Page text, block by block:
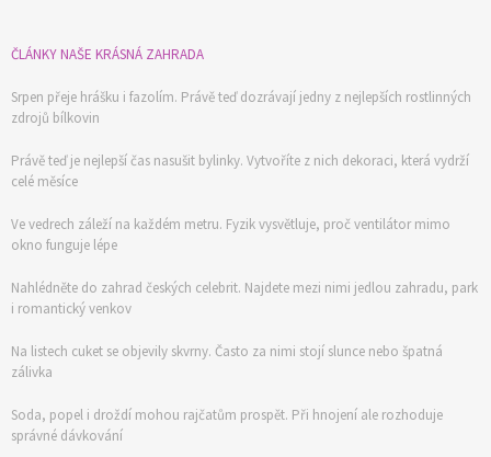
ČLÁNKY NAŠE KRÁSNÁ ZAHRADA
Srpen přeje hrášku i fazolím. Právě teď dozrávají jedny z nejlepších rostlinných
zdrojů bílkovin
Právě teď je nejlepší čas nasušit bylinky. Vytvoříte z nich dekoraci, která vydrží
celé měsíce
Ve vedrech záleží na každém metru. Fyzik vysvětluje, proč ventilátor mimo
okno funguje lépe
Nahlédněte do zahrad českých celebrit. Najdete mezi nimi jedlou zahradu, park
i romantický venkov
Na listech cuket se objevily skvrny. Často za nimi stojí slunce nebo špatná
zálivka
Soda, popel i droždí mohou rajčatům prospět. Při hnojení ale rozhoduje
správné dávkování